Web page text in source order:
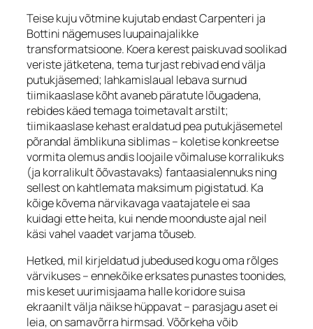
Teise kuju võtmine kujutab endast Carpenteri ja
Bottini nägemuses luupainajalikke
transformatsioone. Koera kerest paiskuvad soolikad
veriste jätketena, tema turjast rebivad end välja
putukjäsemed; lahkamislaual lebava surnud
tiimikaaslase kõht avaneb päratute lõugadena,
rebides käed temaga toimetavalt arstilt;
tiimikaaslase kehast eraldatud pea putukjäsemetel
põrandal ämblikuna siblimas – koletise konkreetse
vormita olemus andis loojaile võimaluse korralikuks
(ja korralikult õõvastavaks) fantaasialennuks ning
sellest on kahtlemata maksimum pigistatud. Ka
kõige kõvema närvikavaga vaatajatele ei saa
kuidagi ette heita, kui nende moonduste ajal neil
käsi vahel vaadet varjama tõuseb.
Hetked, mil kirjeldatud jubedused kogu oma rõlges
värvikuses – ennekõike erksates punastes toonides,
mis keset uurimisjaama halle koridore suisa
ekraanilt välja näikse hüppavat – parasjagu aset ei
leia, on samavõrra hirmsad. Võõrkeha võib